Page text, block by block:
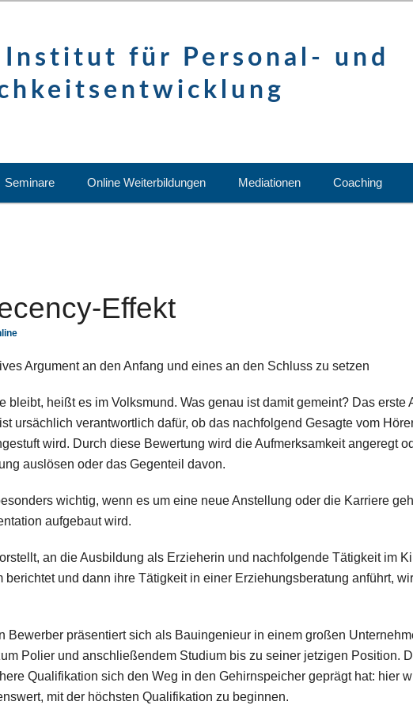
Institut für Personal- und
Seminare Online Weiterbildungen Mediationen Coaching
Effekt
Argument an den Anfang und eines an den Schluss zu setzen
bleibt, heißt es im Volksmund. Was genau ist damit gemeint? Das
ursächlich verantwortlich dafür, ob das nachfolgend Gesagte vom
wird. Durch diese Bewertung wird die Aufmerksamkeit angeregt
auslösen oder das Gegenteil davon.
wichtig, wenn es um eine neue Anstellung oder die Karriere
aufgebaut wird.
an die Ausbildung als Erzieherin und nachfolgende Tätigkeit im
und dann ihre Tätigkeit in einer Erziehungsberatung anführt,
Bewerber präsentiert sich als Bauingenieur in einem großen
Polier und anschließendem Studium bis zu seiner jetzigen Position.
Qualifikation sich den Weg in den Gehirnspeicher geprägt hat: hier
mit der höchsten Qualifikation zu beginnen.